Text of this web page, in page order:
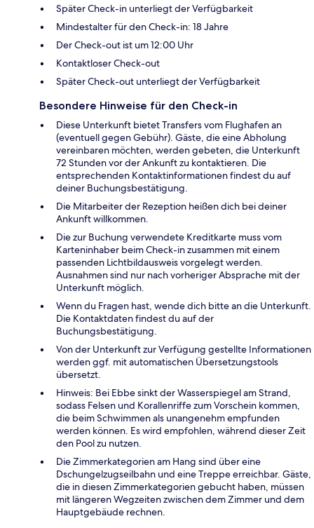
Später Check-in unterliegt der Verfügbarkeit
Mindestalter für den Check-in: 18 Jahre
Der Check-out ist um 12:00 Uhr
Kontaktloser Check-out
Später Check-out unterliegt der Verfügbarkeit
Besondere Hinweise für den Check-in
Diese Unterkunft bietet Transfers vom Flughafen an
(eventuell gegen Gebühr). Gäste, die eine Abholung
vereinbaren möchten, werden gebeten, die Unterkunft
72 Stunden vor der Ankunft zu kontaktieren. Die
entsprechenden Kontaktinformationen findest du auf
deiner Buchungsbestätigung.
Die Mitarbeiter der Rezeption heißen dich bei deiner
Ankunft willkommen.
Die zur Buchung verwendete Kreditkarte muss vom
Karteninhaber beim Check-in zusammen mit einem
passenden Lichtbildausweis vorgelegt werden.
Ausnahmen sind nur nach vorheriger Absprache mit der
Unterkunft möglich.
Wenn du Fragen hast, wende dich bitte an die Unterkunft.
Die Kontaktdaten findest du auf der
Buchungsbestätigung.
Von der Unterkunft zur Verfügung gestellte Informationen
werden ggf. mit automatischen Übersetzungstools
übersetzt.
Hinweis: Bei Ebbe sinkt der Wasserspiegel am Strand,
sodass Felsen und Korallenriffe zum Vorschein kommen,
die beim Schwimmen als unangenehm empfunden
werden können. Es wird empfohlen, während dieser Zeit
den Pool zu nutzen.
Die Zimmerkategorien am Hang sind über eine
Dschungelzugseilbahn und eine Treppe erreichbar. Gäste,
die in diesen Zimmerkategorien gebucht haben, müssen
mit längeren Wegzeiten zwischen dem Zimmer und dem
Hauptgebäude rechnen.